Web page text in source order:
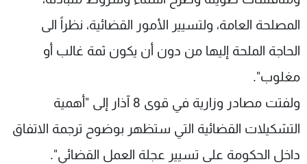
المصلحة العامة، ولتسيير الأمور القضائية، نظراً الى
الحاجة الملحة إليها من دون أن يكون ثمة غالب أو
مغلوب".
ولفتت مصادر وزارية في قوى 8 آذار إلى "أهمية
التشكيلات القضائية التي ستظهر بوضوح ترجمة الاتفاق
داخل الحكومة على تسيير عجلة العمل القضائي".